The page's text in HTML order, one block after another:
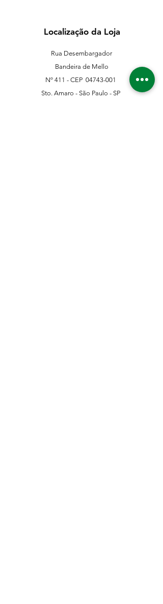
Localização da Loja
Rua Desembargador
Bandeira de Mello
Nº 411 - CEP 04743-001
Sto. Amaro - São Paulo - SP